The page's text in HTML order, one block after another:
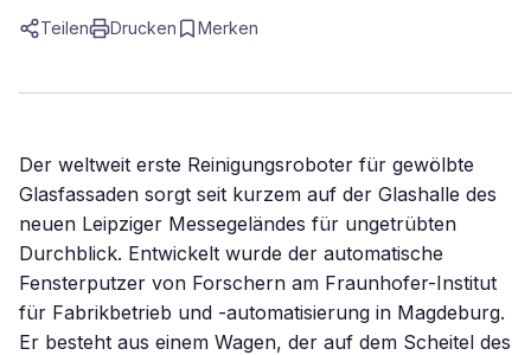
Teilen Drucken Merken
Der weltweit erste Reinigungsroboter für gewölbte
Glasfassaden sorgt seit kurzem auf der Glashalle des
neuen Leipziger Messegeländes für ungetrübten
Durchblick. Entwickelt wurde der automatische
Fensterputzer von Forschern am Fraunhofer-Institut
für Fabrikbetrieb und -automatisierung in Magdeburg.
Er besteht aus einem Wagen, der auf dem Scheitel des